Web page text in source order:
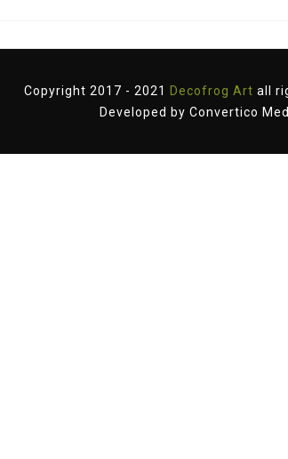
Copyright 2017 - 2021 Decofrog Art all
Developed by Convertico